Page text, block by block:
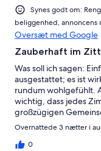
Synes godt om:
beliggenhed, annoncens
Oversæt med Google
Zauberhaft im
Was soll ich sagen:
ausgestattet; es ist
rundum wohlgefühlt.
wichtig, dass jedes
großzügigen
Egal ob Billardspielen
uns (9 Erwachsene)
gerne weiter und
Overnattede 3 nætter i
0